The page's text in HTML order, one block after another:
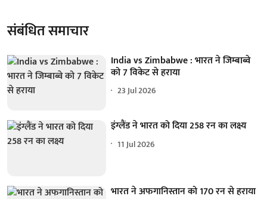
संबंधित समाचार
India vs Zimbabwe : भारत ने जिम्बाब्वे
को 7 विकेट से हराया
23 Jul 2026
इंग्लैंड ने भारत को दिया 258 रन का लक्ष्य
11 Jul 2026
भारत ने अफगानिस्तान को 170 रन से हराया